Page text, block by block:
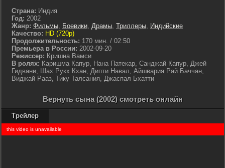
Страна: Индия
Год: 2002
Жанр: Фильмы, Боевики, Драмы, Триллеры, Индийские
Качество: HD (720p)
Продолжительность: 170 мин. / 02:50
Премьера в России: 2002-09-20
Режиссер: Кришна Вамси
В ролях: Каришма Капур, Нана Патекар, Санджай Капур, Джей
Гидвани, Шах Рукх Кхан, Дипти Навал, Айшвария Рай Баччан,
Виджай Рааз, Тику Талсания, Джаспал Бхатти
Вернуть сына (2002) смотреть онлайн
Трейлер